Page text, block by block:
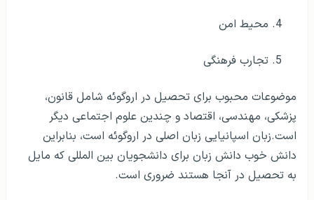
محیط امن
تجارب فرهنگی
موضوعات محبوب برای تحصیل در اروگوئه شامل قانون،
پزشکی، مهندسی، اقتصاد و چندین علوم اجتماعی دیگر
است.زبان اسپانیایی زبان اصلی در اروگوئه است، بنابراین
دانش خوب دانش زبان برای دانشجویان بین المللی که مایل
به تحصیل در آنجا هستند ضروری است.